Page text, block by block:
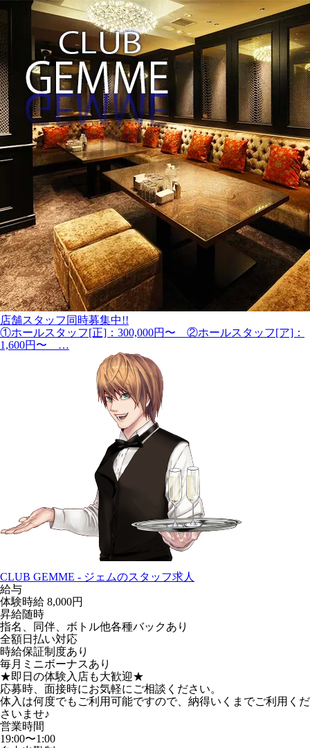
店舗スタッフ同時募集中!!
①ホールスタッフ[正]：300,000円〜 ②ホールスタッフ[ア]：
1,600円〜 …
CLUB GEMME - ジェムのスタッフ求人
給与
体験時給 8,000円
昇給随時
指名、同伴、ボトル他各種バックあり
全額日払い対応
時給保証制度あり
毎月ミニボーナスあり
★即日の体験入店も大歓迎★
応募時、面接時にお気軽にご相談ください。
体入は何度でもご利用可能ですので、納得いくまでご利用くだ
さいませ♪
営業時間
19:00〜1:00